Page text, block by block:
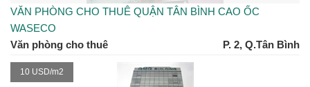
VĂN PHÒNG CHO THUÊ QUẬN TÂN BÌNH CAO ỐC
WASECO
Văn phòng cho thuê
P. 2, Q.Tân Bình
10 USD/m2